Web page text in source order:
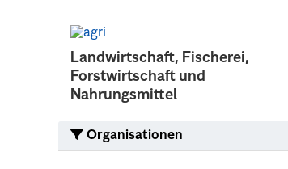
Landwirtschaft, Fischerei,
Forstwirtschaft und
Nahrungsmittel
Organisationen